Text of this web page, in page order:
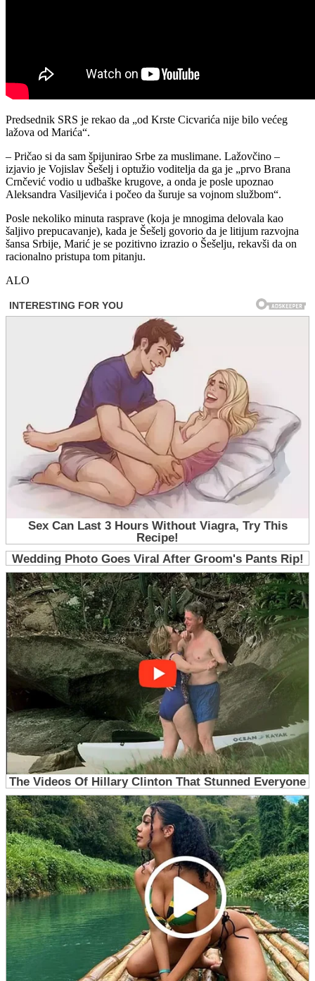
Predsednik SRS je rekao da „od Krste Cicvarića nije bilo većeg
lažova od Marića“.
– Pričao si da sam špijunirao Srbe za muslimane. Lažovčino –
izjavio je Vojislav Šešelj i optužio voditelja da ga je „prvo Brana
Crnčević vodio u udbaške krugove, a onda je posle upoznao
Aleksandra Vasiljevića i počeo da šuruje sa vojnom službom“.
Posle nekoliko minuta rasprave (koja je mnogima delovala kao
šaljivo prepucavanje), kada je Šešelj govorio da je litijum razvojna
šansa Srbije, Marić je se pozitivno izrazio o Šešelju, rekavši da on
racionalno pristupa tom pitanju.
ALO